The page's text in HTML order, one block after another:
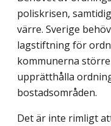
poliskrisen,
värre. Sverige
lagstiftning för
kommunerna
upprätthålla
bostadsområden.
Det är inte rimligt